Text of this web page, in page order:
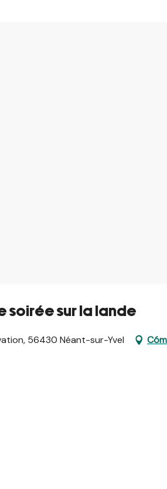
soirée sur la lande
56430 Néant-sur-Yvel